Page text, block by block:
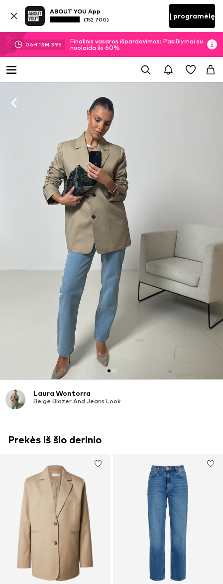
ABOUT YOU App
(152 700) Į programėlę
06H 13M 38S
Finalinis vasaros išpardavimas: Pasiūlymai su
nuolaida iki 60%
Laura Wontorra
Beige Blazer And Jeans Look
Prekės iš šio derinio